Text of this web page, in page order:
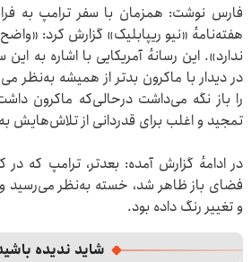
هفته‌نامهٔ «نیو ریپابلیک» گزارش کرد:
در دیدار با ماکرون بدتر از همیشه
را باز نگه می‌داشت درحالی‌که ماکرون
تمجید و اغلب برای قدردانی از تلاش‌هایش
در ادامهٔ گزارش آمده: بعدتر، ترامپ که
فضای باز ظاهر شد، خسته به‌نظر
و تغییر رنگ داده بود.
شاید ندیده